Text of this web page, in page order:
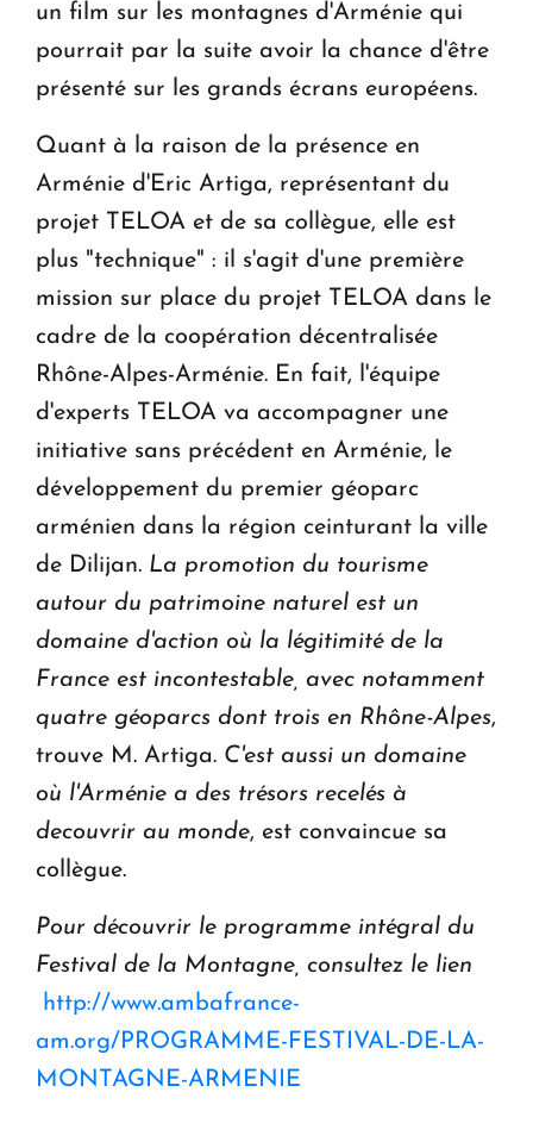
un film sur les montagnes d'Arménie qui
pourrait par la suite avoir la chance d'être
présenté sur les grands écrans européens.
Quant à la raison de la présence en
Arménie d'Eric Artiga, représentant du
projet TELOA et de sa collègue, elle est
plus "technique" : il s'agit d'une première
mission sur place du projet TELOA dans le
cadre de la coopération décentralisée
Rhône-Alpes-Arménie. En fait, l'équipe
d'experts TELOA va accompagner une
initiative sans précédent en Arménie, le
développement du premier géoparc
arménien dans la région ceinturant la ville
de Dilijan. La promotion du tourisme
autour du patrimoine naturel est un
domaine d'action où la légitimitéde la
France est incontestable, avec notamment
quatre géoparcs dont trois en Rhône-Alpes,
trouve M. Artiga. C'est aussi un domaine
où l'Arménie a des trésors recelés à
decouvrir au monde, est convaincue sa
collègue.
Pour découvrir le programme intégral du
Festival de la Montagne, consultez le lien
http://www.ambafrance-
am.org/PROGRAMME-FESTIVAL-DE-LA-
MONTAGNE-ARMENIE